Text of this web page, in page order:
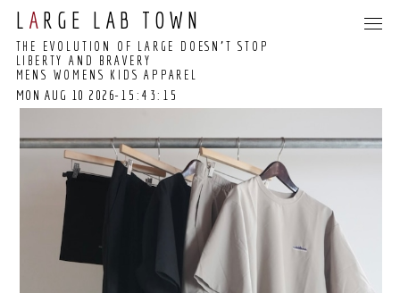
L A RGE LAB TOWN
THE EVOLUTION OF LARGE DOESN’T STOP
LIBERTY AND BRAVERY
MENS WOMENS KIDS APPAREL
MON AUG 10 2026
(COORDINATED
UNIVERSAL TIME)
-15:43:15